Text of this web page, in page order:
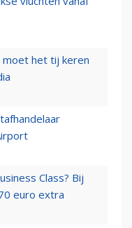
moet het tij keren
Class? Bij
euro extra